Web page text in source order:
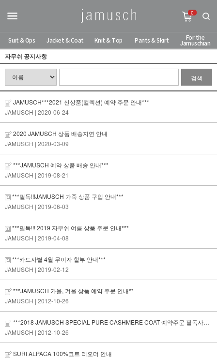
0
Suit & Ops Jacket & Coat Knit & Top Pants & Skirt
For the
Jamuschian
자무쉬 공지사항
검색
JAMUSCH***2021 신상품(컬렉션) 예약 주문 안내***
JAMUSCH | 2020-06-24
2020 JAMUSCH 상품 배송지연 안내
JAMUSCH | 2020-03-09
***JAMUSCH 예약 상품 배송 안내***
JAMUSCH | 2019-08-21
***필독!!!JAMUSCH 가죽 상품 구입 안내***
JAMUSCH | 2019-06-03
***필독!!! 2019 자무쉬 여름 상품 주문 안내***
JAMUSCH | 2019-04-08
***카드사별 4월 무이자 할부 안내***
JAMUSCH | 2019-02-12
***JAMUSCH 가을, 겨울 상품 예약 주문 안내**
JAMUSCH | 2012-10-26
***2018 JAMUSCH SPECIAL PURE CASHMERE COAT 예약주문 필독사항!!!***
JAMUSCH | 2012-10-26
SURI ALPACA 100%코트 리오더 안내